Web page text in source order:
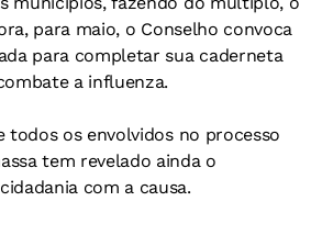
para maio, o Conselho convoca
para completar sua caderneta
a influenza.
todos os envolvidos no processo
tem revelado ainda o
com a causa.